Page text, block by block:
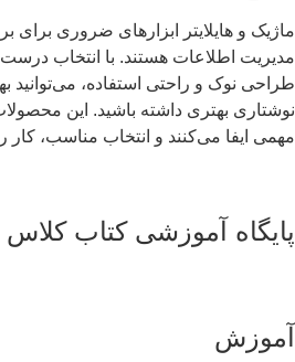
ماژیک و هایلایتر ابزارهای ضروری
مدیریت اطلاعات هستند. با انتخاب
طراحی نوک و راحتی استفاده، می‌توانید
نوشتاری بهتری داشته باشید. این
مهمی ایفا می‌کنند و انتخاب مناسب، کار
پایگاه آموزشی کتاب کلاس
آموزش